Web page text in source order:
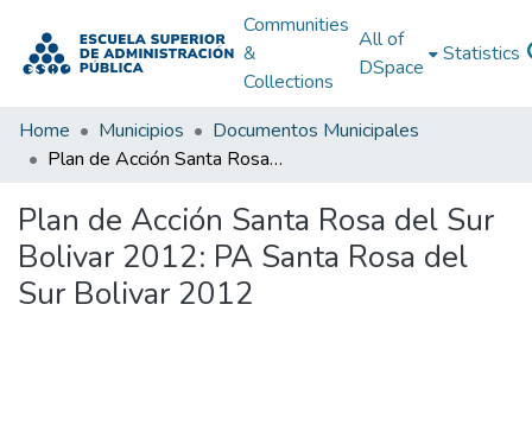
Communities
&
Collections
All of
DSpace
Statistics
Home Municipios
Documentos Municipales
Plan de Acción Santa Rosa del Sur Bolivar 2012: PA Santa Rosa del Sur Bolivar 2012
Plan de Acción Santa Rosa del Sur
Bolivar 2012: PA Santa Rosa del
Sur Bolivar 2012